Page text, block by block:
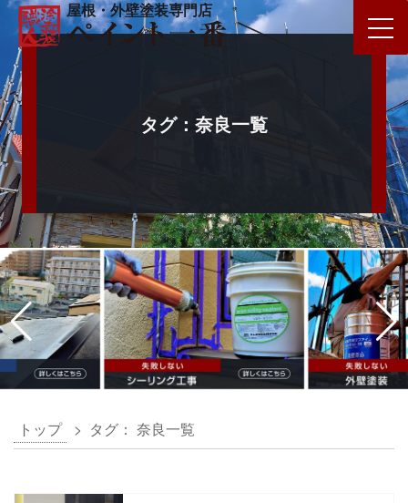
屋根・外壁塗装専門店
タグ：奈良一覧
トップ > タグ： 奈良一覧